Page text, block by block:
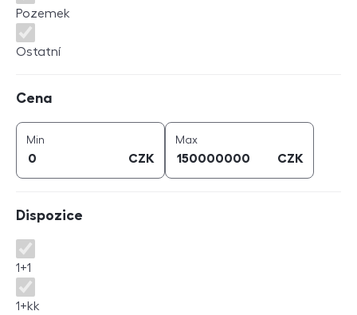
Pozemek
Ostatní
Cena
Min
CZK
Maxcena (
CZK
Dispozice
Dispozice
1+1
1+kk